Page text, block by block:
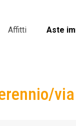
Affitti Aste